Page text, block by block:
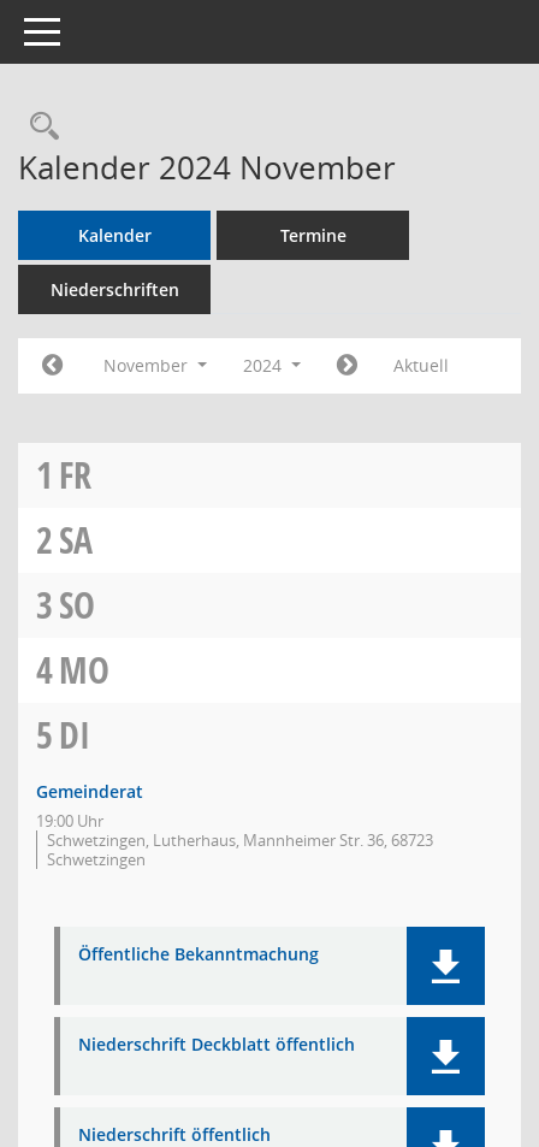
Toggle navigation
Rechercheauswahl
Kalender 2024 November
Kalender Termine
Niederschriften
November 2024 Aktuell
1 FR
2SA
3SO
4MO
5DI
Gemeinderat
19:00 Uhr
Schwetzingen, Lutherhaus, Mannheimer Str. 36, 68723
Schwetzingen
Öffentliche Bekanntmachung
Niederschrift Deckblatt öffentlich
Niederschrift öffentlich